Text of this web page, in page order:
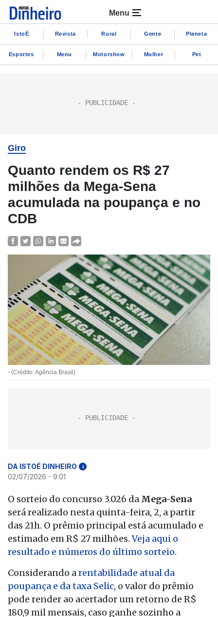
Menu
IstoÉ Revista Rural Gente Planeta
Esportes Menu Motorshow Mulher Pet
Giro
Quanto rendem os R$ 27
milhões da Mega-Sena
acumulada na poupança e no
CDB
- (Crédito: Agência Brasil)
DA ISTOÉ DINHEIRO i
02/07/2026 - 9:01
O sorteio do concurso 3.026 da Mega-Sena
será realizado nesta quinta-feira, 2, a partir
das 21h. O prêmio principal está acumulado e
estimado em R$ 27 milhões.Veja aqui o
resultado e números do último sorteio.
Considerando arentabilidade atual da
poupança e da taxa Selic, o valor do prêmio
pode render ao acertador um retorno de R$
180,9 mil mensais, caso ganhe sozinho a